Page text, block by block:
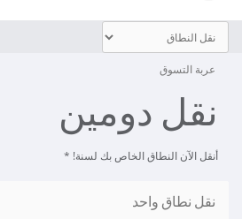
عربة التسوق
نقل دومين
أنقل الآن النطاق الخاص بك لسنة! *
نقل نطاق واحد